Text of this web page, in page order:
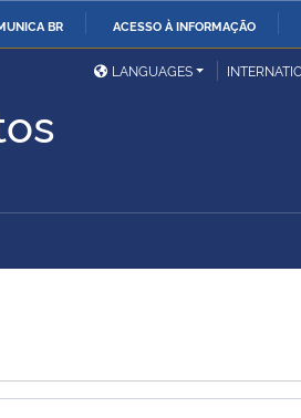
O
BR ACESSO À INFORMAÇÃO
Ministério das Relações
ExterioresLANGUAGES